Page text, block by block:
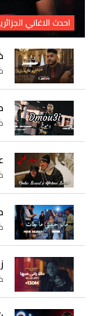
احدث الاغاني الجزائرية